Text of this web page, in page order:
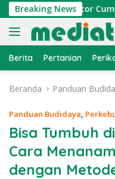
Langsung
ke
konten
Breaking News
Atraktor Cumi
Berita Pertanian
Beranda Panduan
Panduan Budidaya,
Bisa Tumbuh
Cara
dengan